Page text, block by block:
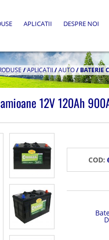
APLICATII DESPRE NOI
/APLICATII/AUTO/ BATERIE
12V 120Ah
COD: